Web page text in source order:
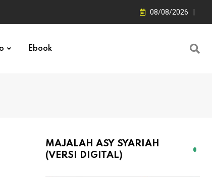
08/08/2026
Ebook
MAJALAH ASY SYARIAH
(VERSI DIGITAL)